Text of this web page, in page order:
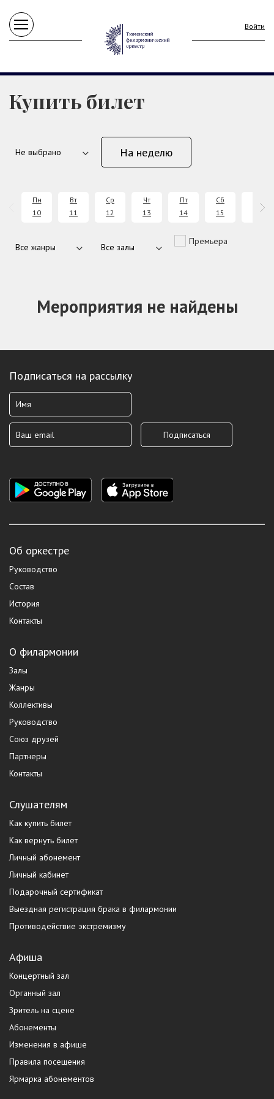
Войти
Купить билет
На неделю
Пн
10
Вт
11
Ср
12
Чт
13
Пт
14
Сб
15
16
Премьера
Мероприятия не найдены
Подписаться на рассылку
Об оркестре
Руководство
Состав
История
Контакты
О филармонии
Залы
Жанры
Коллективы
Руководство
Союз друзей
Партнеры
Контакты
Слушателям
Как купить билет
Как вернуть билет
Личный абонемент
Личный кабинет
Подарочный сертификат
Выездная регистрация брака в филармонии
Противодействие экстремизму
Афиша
Концертный зал
Органный зал
Зритель на сцене
Абонементы
Изменения в афише
Правила посещения
Ярмарка абонементов